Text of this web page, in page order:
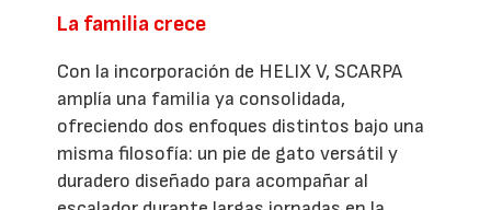
La familia crece
Con la incorporación de HELIX V, SCARPA
amplía una familia ya consolidada,
ofreciendo dos enfoques distintos bajo una
misma filosofía: un pie de gato versátil y
duradero diseñado para acompañar al